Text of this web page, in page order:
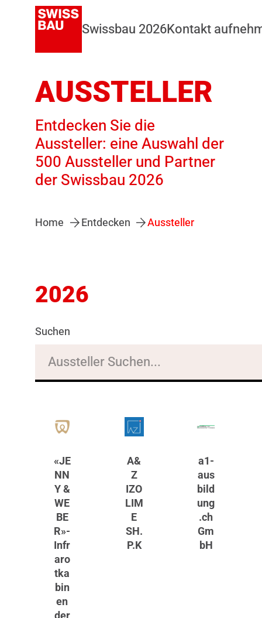
Swissbau 2026Kontakt
AUSSTELLER
Entdecken Sie die
Aussteller: eine Auswahl der
500 Aussteller und Partner
der Swissbau 2026
Home Entdecken Aussteller
2026
Suchen
«JE
NN
Y &
WE
BE
R»-
Infr
aro
tka
bin
en
A&
Z
IZO
LIM
E
SH.
P.K
a1-
aus
bild
ung
.ch
Gm
bH